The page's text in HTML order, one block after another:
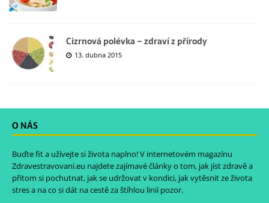
Cizrnová polévka – zdraví z přírody
13. dubna 2015
O NÁS
Buďte fit a užívejte si života naplno! V internetovém magazínu
Zdravestravovani.eu najdete zajímavé články o tom, jak jíst zdravě a
přitom si pochutnat, jak se udržovat v kondici, jak vytěsnit ze života
stres a na co si dát na cestě za štíhlou linií pozor.